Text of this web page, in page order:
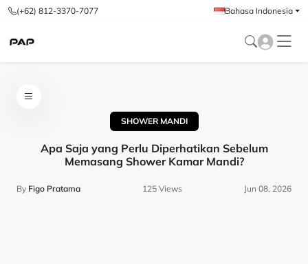
(+62) 812-3370-7077 Bahasa Indonesia
SHOWER MANDI
Apa Saja yang Perlu Diperhatikan Sebelum
Memasang Shower Kamar Mandi?
By Figo Pratama 125 Views Jun 08, 2026